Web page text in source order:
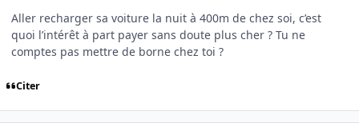
Aller recharger sa voiture la nuit à 400m de chez soi, c’est
quoi l’intérêt à part payer sans doute plus cher ? Tu ne
comptes pas mettre de borne chez toi ?
Citer